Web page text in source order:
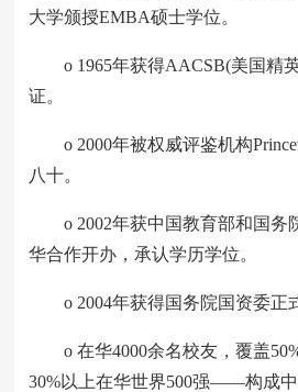
大学颁授EMBA硕士学位。
o 1965年获得AACSB(美国精
证。
o 2000年被权威评鉴机构
八十。
o 2002年获中国教育部和国务
华合作开办，承认学历学位。
o 2004年获得国务院国资委正
o 在华4000余名校友，覆盖
30%以上在华世界500强——构成